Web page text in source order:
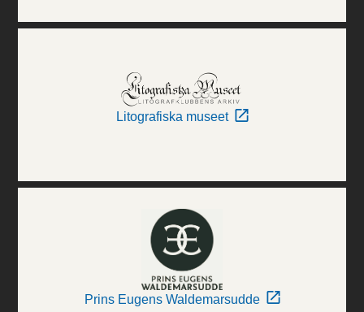
Litografiska museet
Prins Eugens Waldemarsudde